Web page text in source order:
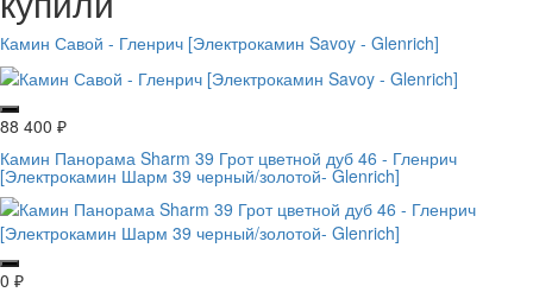
Камин Савой - Гленрич [Электрокамин Savoy - Glenrich]
88 400 ₽
Камин Панорама Sharm 39 Грот цветной дуб 46 - Гленрич
[Электрокамин Шарм 39 черный/золотой- Glenrich]
0 ₽